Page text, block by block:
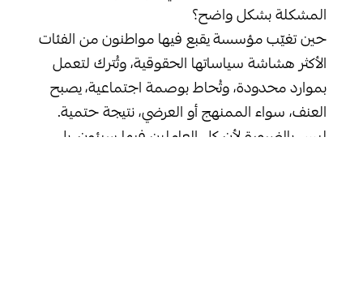
المشكلة بشكل واضح؟
حين تغيّب مؤسسة يقبع فيها مواطنون من الفئات
الأكثر هشاشة سياساتها الحقوقية، وتُترك لتعمل
بموارد محدودة، وتُحاط بوصمة اجتماعية، يصبح
العنف، سواء الممنهج أو العرضي، نتيجة حتمية.
ليس بالضرورة لأن كل العاملين فيها سيئون، بل